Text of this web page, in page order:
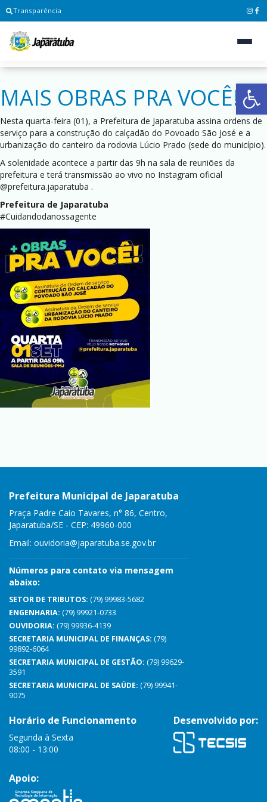
Transparência
MAIS OBRAS PRA VOCÊ!
Nesta quarta-feira (01), a Prefeitura de Japaratuba assina ordens de
serviço para a construção do calçadão do Povoado São José e a
urbanização do canteiro da rodovia Lúcio Prado (sede do município).
A solenidade acontece a partir das 9h na sala de reuniões da
prefeitura e terá transmissão ao vivo no Instagram oficial
@prefeitura.japaratuba .
Prefeitura de Japaratuba
#Cuidandodanossagente
Prefeitura Municipal de Japaratuba
Praça Padre Caio Tavares, n° 86, Centro,
Japaratuba/SE - CEP: 49960-000
Email: ouvidoria@japaratuba.se.gov.br
Números para contato via mensagem
abaixo:
SETOR DE TRIBUTOS: (79) 99983-5682
ENGENHARIA: (79) 99921-0733
OUVIDORIA: (79) 99936-4139
SECRETARIA MUNICIPAL DE FINANÇAS: (79)
99892-6064
SECRETARIA MUNICIPAL DE GESTÃO: (79) 99629-
3591
SECRETARIA MUNICIPAL DE SAÚDE: (79) 99941-
9075
Horário de Funcionamento
Segunda à Sexta
08:00 - 13:00
Desenvolvido por:
Apoio: